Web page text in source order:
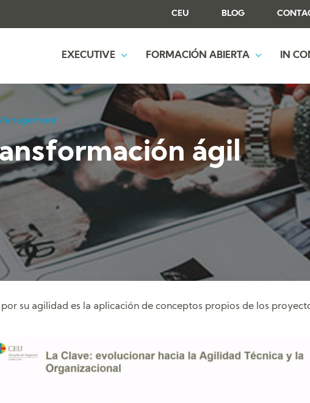
EXECUTIVE FORMACIÓN ABIERTA IN
CEU BLOG
ágil
su agilidad es la aplicación de conceptos propios de los